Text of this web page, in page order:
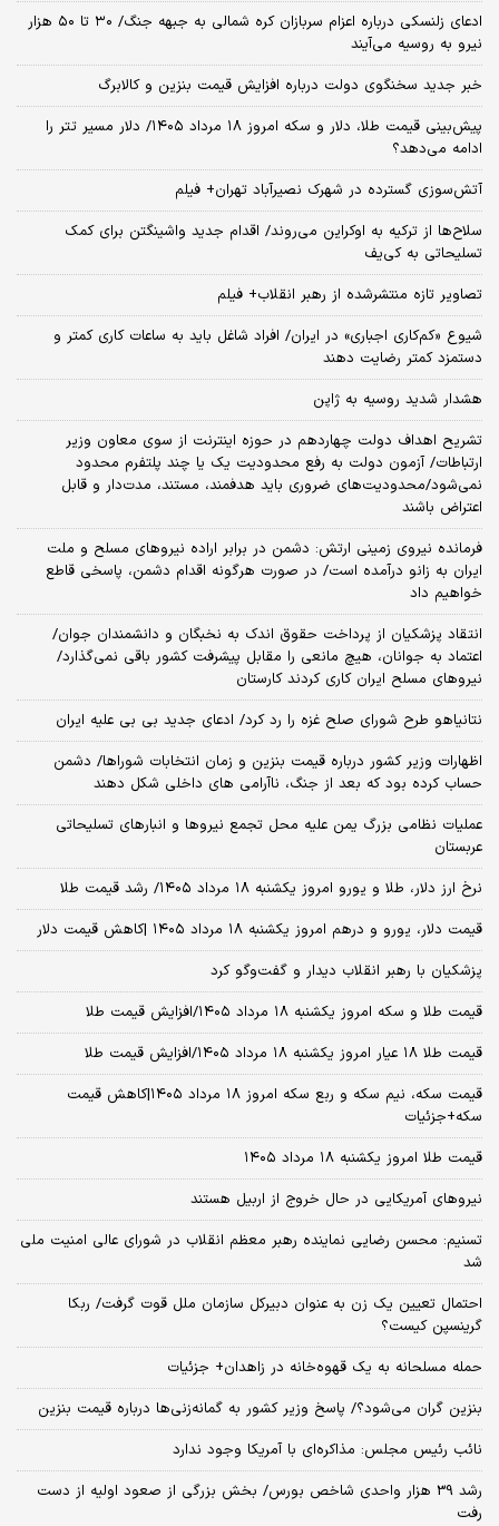
ادعای زلنسکی درباره اعزام سربازان کره شمالی به جبهه جنگ/ ۳۰ تا ۵۰ هزار
نیرو به روسیه می‌آیند
خبر جدید سخنگوی دولت درباره افزایش قیمت بنزین و کالابرگ
پیش‌بینی قیمت طلا، دلار و سکه امروز ۱۸ مرداد ۱۴۰۵/ دلار مسیر تتر را
ادامه می‌دهد؟
آتش‌سوزی گسترده در شهرک نصیرآباد تهران+ فیلم
سلاح‌ها از ترکیه به اوکراین می‌روند/ اقدام جدید واشینگتن برای کمک
تسلیحاتی به کی‌یف
تصاویر تازه منتشرشده از رهبر انقلاب+ فیلم
شیوع «کم‌کاری اجباری» در ایران/ افراد شاغل باید به ساعات کاری کمتر و
دستمزد کمتر رضایت دهند
هشدار شدید روسیه به ژاپن
تشریح اهداف دولت چهاردهم در حوزه اینترنت از سوی معاون وزیر
ارتباطات/ آزمون دولت به رفع محدودیت یک یا چند پلتفرم محدود
نمی‌‎شود/محدودیت‌های ضروری باید هدفمند، مستند، مدت‌دار و قابل
اعتراض باشند
فرمانده نیروی زمینی ارتش: دشمن در برابر اراده نیروهای مسلح و ملت
ایران به زانو درآمده است/ در صورت هرگونه اقدام دشمن، پاسخی قاطع
خواهیم داد
انتقاد پزشکیان از پرداخت حقوق اندک به نخبگان و دانشمندان جوان/
اعتماد به جوانان، هیچ مانعی را مقابل پیشرفت کشور باقی نمی‌گذارد/
نیروهای مسلح ایران کاری کردند کارستان
نتانیاهو طرح شورای صلح غزه را رد کرد/ ادعای جدید بی بی علیه ایران
اظهارات وزیر کشور درباره قیمت بنزین و زمان انتخابات شوراها/ دشمن
حساب کرده بود که بعد از جنگ، ناآرامی‌ های داخلی شکل دهند
عملیات نظامی بزرگ یمن علیه محل تجمع نیروها و انبارهای تسلیحاتی
عربستان
نرخ ارز دلار، طلا و یورو امروز یکشنبه ۱۸ مرداد ۱۴۰۵/ رشد قیمت طلا
قیمت دلار، یورو و درهم امروز یکشنبه ۱۸ مرداد ۱۴۰۵ |کاهش قیمت دلار
پزشکیان با رهبر انقلاب دیدار و گفت‌وگو کرد
قیمت طلا و سکه امروز یکشنبه ۱۸ مرداد ۱۴۰۵/افزایش قیمت طلا
قیمت طلا ۱۸ عیار امروز یکشنبه ۱۸ مرداد ۱۴۰۵/افزایش قیمت طلا
قیمت سکه، نیم سکه و ربع سکه امروز ۱۸ مرداد ۱۴۰۵|کاهش قیمت
سکه+جزئیات
قیمت طلا امروز یکشنبه ۱۸ مرداد ۱۴۰۵
نیروهای آمریکایی در حال خروج از اربیل هستند
تسنیم: محسن رضایی نماینده رهبر معظم انقلاب در شورای عالی امنیت ملی
شد
احتمال تعیین یک زن به عنوان دبیرکل سازمان ملل قوت گرفت/ ربکا
گرینسپن کیست؟
حمله مسلحانه به یک قهوه‌خانه در زاهدان+ جزئیات
بنزین گران می‌شود؟/ پاسخ وزیر کشور به گمانه‌زنی‌ها درباره قیمت بنزین
نائب رئیس مجلس: مذاکره‌ای با آمریکا وجود ندارد
رشد 39 هزار واحدی شاخص بورس/ بخش بزرگی از صعود اولیه از دست
رفت